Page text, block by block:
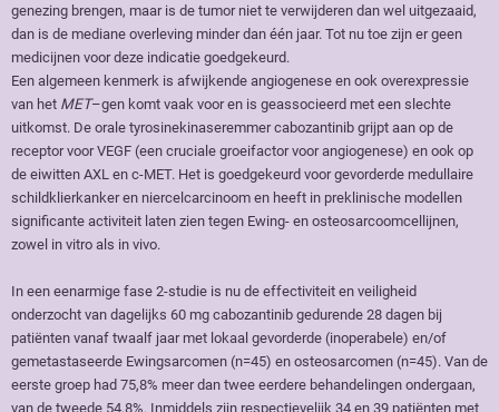
genezing brengen, maar is de tumor niet te verwijderen dan wel uitgezaaid,
dan is de mediane overleving minder dan één jaar. Tot nu toe zijn er geen
medicijnen voor deze indicatie goedgekeurd.
Een algemeen kenmerk is afwijkende angiogenese en ook overexpressie
van het MET–gen komt vaak voor en is geassocieerd met een slechte
uitkomst. De orale tyrosinekinaseremmer cabozantinib grijpt aan op de
receptor voor VEGF (een cruciale groeifactor voor angiogenese) en ook op
de eiwitten AXL en c-MET. Het is goedgekeurd voor gevorderde medullaire
schildklierkanker en niercelcarcinoom en heeft in preklinische modellen
significante activiteit laten zien tegen Ewing- en osteosarcoomcellijnen,
zowel in vitro als in vivo.
In een eenarmige fase 2-studie is nu de effectiviteit en veiligheid
onderzocht van dagelijks 60 mg cabozantinib gedurende 28 dagen bij
patiënten vanaf twaalf jaar met lokaal gevorderde (inoperabele) en/of
gemetastaseerde Ewingsarcomen (n=45) en osteosarcomen (n=45). Van de
eerste groep had 75,8% meer dan twee eerdere behandelingen ondergaan,
van de tweede 54,8%. Inmiddels zijn respectievelijk 34 en 39 patiënten met